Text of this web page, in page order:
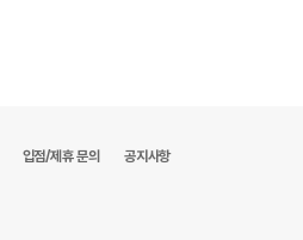
입점/제휴 문의 공지사항